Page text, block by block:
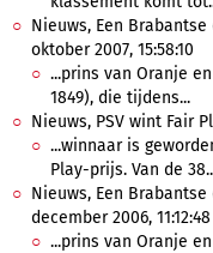
Nieuws, Een
oktober 2007, 15:58:10
...prins van Oranje
1849), die tijdens...
Nieuws, PSV wint Fair
...winnaar is
Play-prijs. Van de
Nieuws, Een
december 2006, 11:12:48
...prins van Oranje